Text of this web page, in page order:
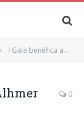
I Gala benéfica asociación Alhmer
0